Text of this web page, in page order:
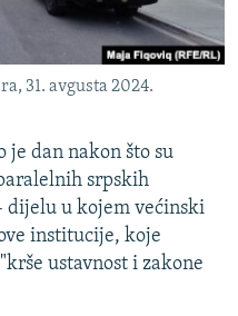
31. avgusta 2024.
je dan nakon što su
srpskih
dijelu u kojem većinski
institucije, koje
ustavnost i zakone